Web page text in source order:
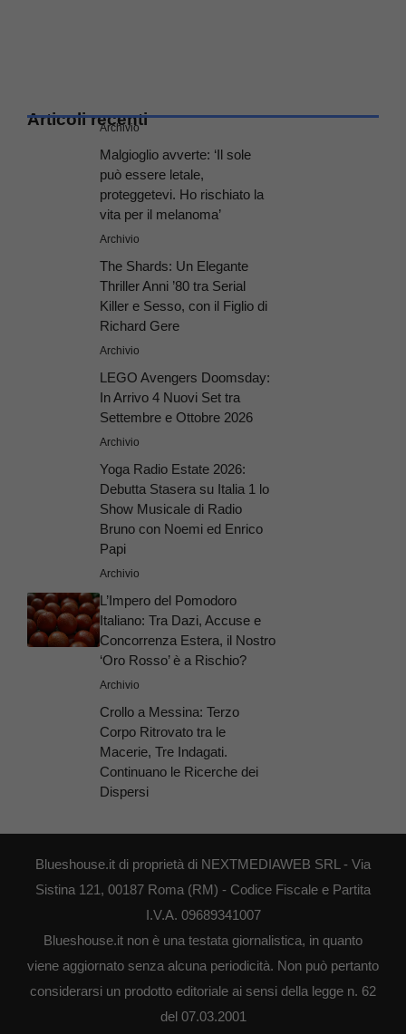
Articoli recenti
Archivio
Malgioglio avverte: ‘Il sole
può essere letale,
proteggetevi. Ho rischiato la
vita per il melanoma’
Archivio
The Shards: Un Elegante
Thriller Anni ’80 tra Serial
Killer e Sesso, con il Figlio di
Richard Gere
Archivio
LEGO Avengers Doomsday:
In Arrivo 4 Nuovi Set tra
Settembre e Ottobre 2026
Archivio
Yoga Radio Estate 2026:
Debutta Stasera su Italia 1 lo
Show Musicale di Radio
Bruno con Noemi ed Enrico
Papi
Archivio
L’Impero del Pomodoro
Italiano: Tra Dazi, Accuse e
Concorrenza Estera, il Nostro
‘Oro Rosso’ è a Rischio?
Archivio
Crollo a Messina: Terzo
Corpo Ritrovato tra le
Macerie, Tre Indagati.
Continuano le Ricerche dei
Dispersi
Blueshouse.it di proprietà di NEXTMEDIAWEB SRL - Via
Sistina 121, 00187 Roma (RM) - Codice Fiscale e Partita
I.V.A. 09689341007
Blueshouse.it non è una testata giornalistica, in quanto
viene aggiornato senza alcuna periodicità. Non può pertanto
considerarsi un prodotto editoriale ai sensi della legge n. 62
del 07.03.2001